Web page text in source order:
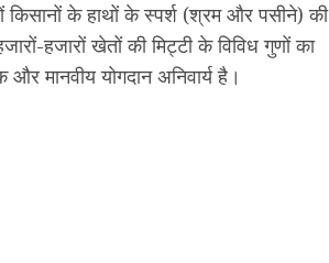
किसानों के हाथों के स्पर्श (श्रम और पसीने) की
हजारों खेतों की मिट्टी के विविध गुणों का
मानवीय योगदान अनिवार्य है।